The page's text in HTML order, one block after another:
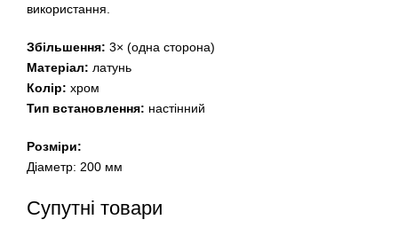
використання.
Збільшення: 3× (одна сторона)
Матеріал: латунь
Колір: хром
Тип встановлення: настінний
Розміри:
Діаметр: 200 мм
Супутні товари